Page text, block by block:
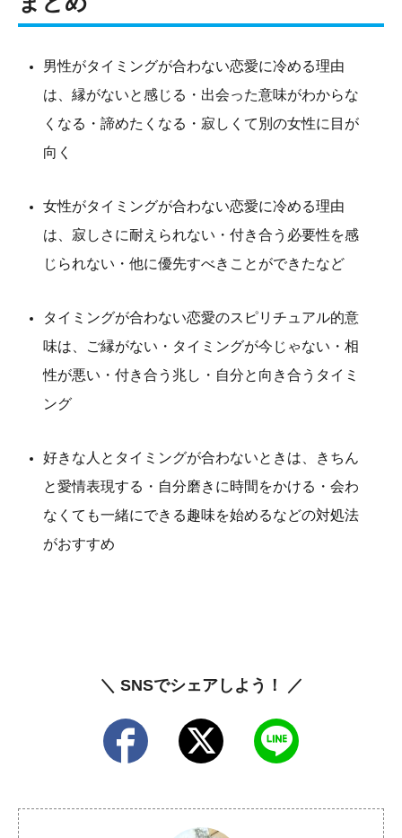
男性がタイミングが合わない恋愛に冷める理由
は、縁がないと感じる・出会った意味がわからな
くなる・諦めたくなる・寂しくて別の女性に目が
向く
女性がタイミングが合わない恋愛に冷める理由
は、寂しさに耐えられない・付き合う必要性を感
じられない・他に優先すべきことができたなど
タイミングが合わない恋愛のスピリチュアル的意
味は、ご縁がない・タイミングが今じゃない・相
性が悪い・付き合う兆し・自分と向き合うタイミ
ング
好きな人とタイミングが合わないときは、きちん
と愛情表現する・自分磨きに時間をかける・会わ
なくても一緒にできる趣味を始めるなどの対処法
がおすすめ
＼ SNSでシェアしよう！ ／